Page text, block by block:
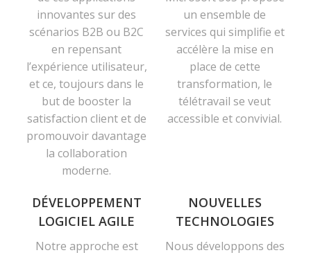
innovantes sur des
scénarios B2B ou B2C
en repensant
l’expérience utilisateur,
et ce, toujours dans le
but de booster la
satisfaction client et de
promouvoir davantage
la collaboration
moderne.
un ensemble de
services qui simplifie et
accélère la mise en
place de cette
transformation, le
télétravail se veut
accessible et convivial.
DÉVELOPPEMENT
LOGICIEL AGILE
Notre approche est
NOUVELLES
TECHNOLOGIES
Nous développons des